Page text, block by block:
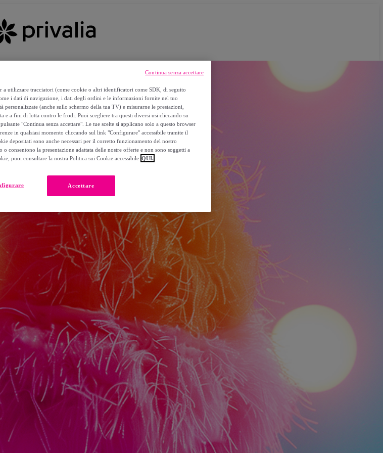
a utilizzare tracciatori (come cookie o altri identificatori come SDK, di seguito
i dati di navigazione, i dati degli ordini e le informazioni fornite nel tuo
(anche sullo schermo della tua TV) e misurarne le prestazioni,
e a fini di lotta contro le frodi. Puoi scegliere tra questi diversi usi cliccando su
"Continua senza accettare". Le tue scelte si applicano solo a questo browser
in qualsiasi momento cliccando sul link "Configurare" accessibile tramite il
depositati sono anche necessari per il corretto funzionamento del nostro
consentono la presentazione adattata delle nostre offerte e non sono soggetti a
puoi consultare la nostra Politica sui Cookie accessibile QUI.
Accettare
Continua senza accettare